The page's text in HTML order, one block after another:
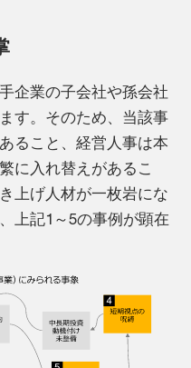
企業の子会社や孫会社
す。そのため、当該事
ること、経営人事は本
に入れ替えがあるこ
上げ人材が一枚岩にな
上記1～5の事例が顕在